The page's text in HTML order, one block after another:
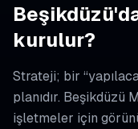
kurulur?
Strateji; bir
planıdır. Beşikdüzü
işletmeler için